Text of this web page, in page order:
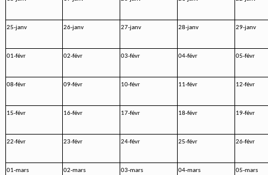
25-janv 26-janv 27-janv 28-janv 29-janv
01-févr 02-févr 03-févr 04-févr 05-févr
08-févr 09-févr 10-févr 11-févr 12-févr
15-févr 16-févr 17-févr 18-févr 19-févr
22-févr 23-févr 24-févr 25-févr 26-févr
01-mars 02-mars 03-mars 04-mars 05-mars